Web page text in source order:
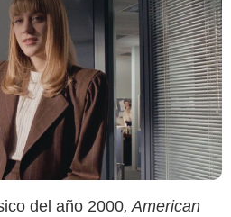
del año 2000, American